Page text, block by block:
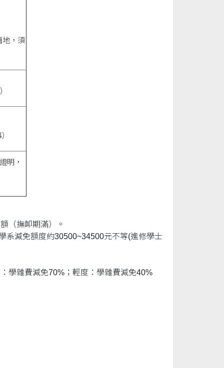
地，須
明，
（撫卹期滿）。
系減免額度約30500~34500元不等(進修學士
學雜費減免70%；輕度：學雜費減免40%